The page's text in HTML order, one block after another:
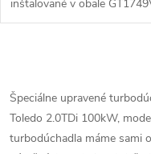
u
t
o
k
o
inštalované v obale
Vhodné najmä k
v
l
Špeciálne upravené
Toledo 2.0TDi 100kW,
turbodúchadla máme sami